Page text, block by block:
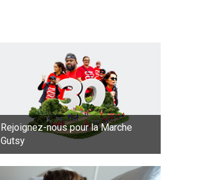
Rejoignez-nous pour la Marche
Gutsy